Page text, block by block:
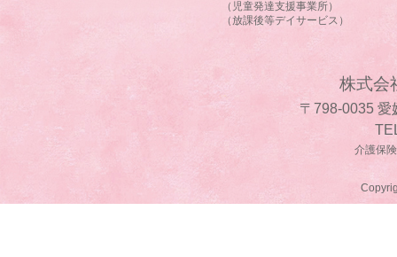
（児童発達支援事業所）
（放課後等デイサービス）
株式会
〒798-0035 愛
介護保